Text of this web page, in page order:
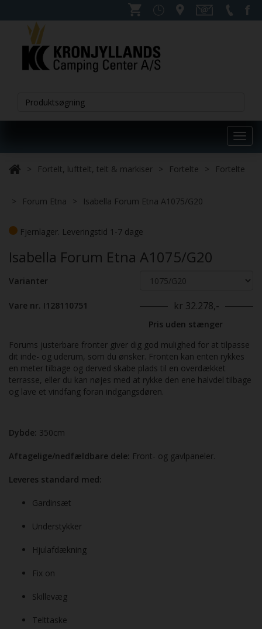
Fortelt, lufttelt, telt & markiser
Fortelte Fortelte
Forum Etna Isabella Forum Etna A1075/G20
Fjernlager. Leveringstid 1-7 dage
Isabella Forum Etna A1075/G20
Varianter
Vare nr. I128110751 kr 32.278,-
Pris uden stænger
Forums justerbare fronter giver dig god mulighed for at tilpasse
dit inde- og uderum, som du ønsker. Fronten kan enten rykkes
en meter tilbage og derved skabe plads til en overdækket
terrasse, eller du kan nøjes med at rykke den ene halvdel tilbage
og lave et vindfang foran indgangsdøren.
Dybde: 350cm
Aftagelige/nedfældbare dele: Front- og gavlpaneler.
Leveres standard med:
Gardinsæt
Understykker
Hjulafdækning
Fix on
Skillevæg
Telttaske